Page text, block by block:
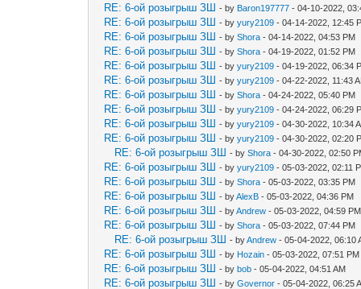
RE: 6-ой розыгрыш ЗШ - by Baron197777 - 04-10-2022,
RE: 6-ой розыгрыш ЗШ - byyury2109 - 04-14-2022, 12:45
RE: 6-ой розыгрыш ЗШ - byShora - 04-14-2022, 04:53 PM
RE: 6-ой розыгрыш ЗШ - byShora - 04-19-2022, 01:52 PM
RE: 6-ой розыгрыш ЗШ - byyury2109 - 04-19-2022, 06:34
RE: 6-ой розыгрыш ЗШ - byyury2109 - 04-22-2022, 11:43
RE: 6-ой розыгрыш ЗШ - byShora - 04-24-2022, 05:40 PM
RE: 6-ой розыгрыш ЗШ - byyury2109 - 04-24-2022, 06:29
RE: 6-ой розыгрыш ЗШ - byyury2109 - 04-30-2022, 10:34
RE: 6-ой розыгрыш ЗШ - byyury2109 - 04-30-2022, 02:20
RE: 6-ой розыгрыш ЗШ - byShora - 04-30-2022, 02:50
RE: 6-ой розыгрыш ЗШ - byyury2109 - 05-03-2022, 02:11
RE: 6-ой розыгрыш ЗШ - byShora - 05-03-2022, 03:35 PM
RE: 6-ой розыгрыш ЗШ - byAlexB - 05-03-2022, 04:36 PM
RE: 6-ой розыгрыш ЗШ - byAndrew - 05-03-2022, 04:59 PM
RE: 6-ой розыгрыш ЗШ - byShora - 05-03-2022, 07:44 PM
RE: 6-ой розыгрыш ЗШ - byAndrew - 05-04-2022, 06:10
RE: 6-ой розыгрыш ЗШ - by Hozain - 05-03-2022, 07:51 PM
RE: 6-ой розыгрыш ЗШ - bybob - 05-04-2022, 04:51 AM
RE: 6-ой розыгрыш ЗШ - byGovernor - 05-04-2022, 06:25